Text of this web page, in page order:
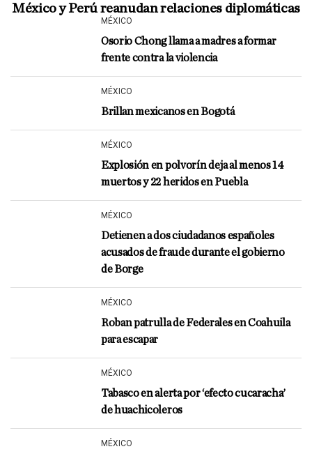
México y Perú reanudan relaciones diplomáticas
MÉXICO
Osorio Chong llama a madres a formar
frente contra la violencia
MÉXICO
Brillan mexicanos en Bogotá
MÉXICO
Explosión en polvorín deja al menos 14
muertos y 22 heridos en Puebla
MÉXICO
Detienen a dos ciudadanos españoles
acusados de fraude durante el gobierno
de Borge
MÉXICO
Roban patrulla de Federales en Coahuila
para escapar
MÉXICO
Tabasco en alerta por ‘efecto cucaracha’
de huachicoleros
MÉXICO